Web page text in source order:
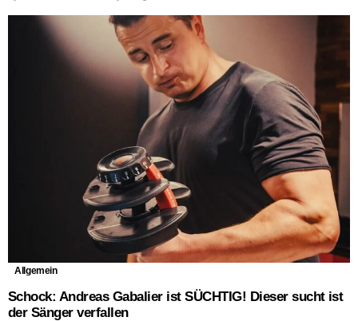
Allgemein
Schock: Andreas Gabalier ist SÜCHTIG! Dieser sucht ist
der Sänger verfallen